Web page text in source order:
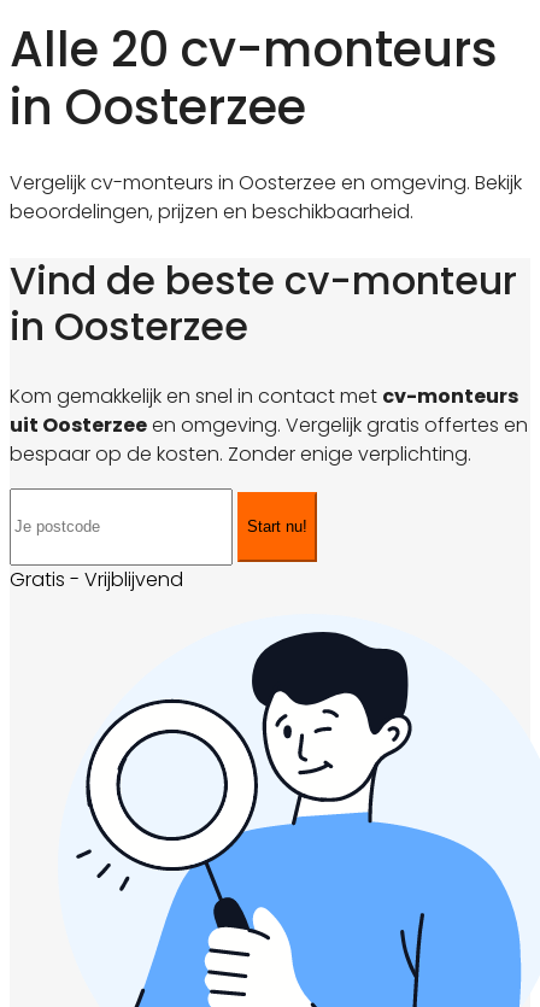
Alle 20 cv-monteurs
in Oosterzee
Vergelijk cv-monteurs in Oosterzee en omgeving. Bekijk
beoordelingen, prijzen en beschikbaarheid.
Vind de beste cv-monteur
in Oosterzee
Kom gemakkelijk en snel in contact met cv-monteurs
uit Oosterzeeen omgeving. Vergelijk gratis offertes en
bespaar op de kosten. Zonder enige verplichting.
Start nu!
Gratis - Vrijblijvend